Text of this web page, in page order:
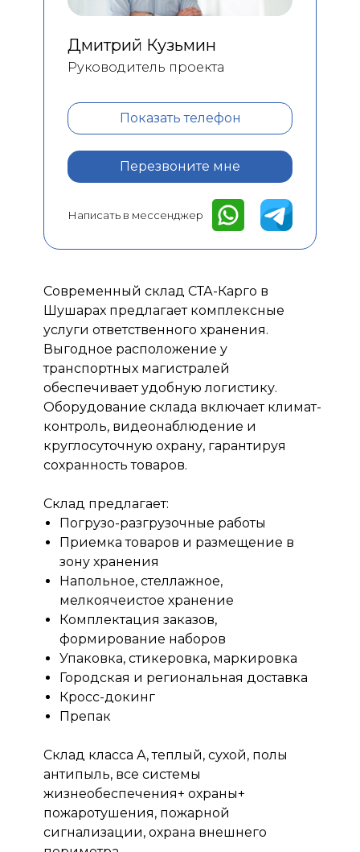
Современный склад СТА-Карго в
Шушарах предлагает комплексные
услуги ответственного хранения.
Выгодное расположение у
транспортных магистралей
обеспечивает удобную логистику.
Оборудование склада включает климат-
контроль, видеонаблюдение и
круглосуточную охрану, гарантируя
сохранность товаров.
Склад предлагает:
Погрузо-разгрузочные работы
Приемка товаров и размещение в
зону хранения
Напольное, стеллажное,
мелкоячеистое хранение
Комплектация заказов,
формирование наборов
Упаковка, стикеровка, маркировка
Городская и региональная доставка
Кросс-докинг
Препак
Склад класса А, теплый, сухой, полы
антипыль, все системы
жизнеобеспечения+ охраны+
пожаротушения, пожарной
сигнализации, охрана внешнего
Дмитрий Кузьмин
Руководитель проекта
Написать в мессенджер
Показать телефон
Перезвоните мне